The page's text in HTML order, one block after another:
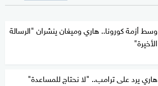
وسط أزمة كورونا.. هاري وميغان ينشران "الرسالة
الأخيرة"
هاري يرد على ترامب.. "لا نحتاج للمساعدة"